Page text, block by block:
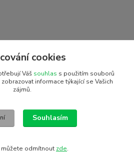
práva vyhrazena. Vytvořeno
cookies
Váš souhlas s použitím souborů
informace týkající se Vašich
zájmů.
Souhlasím
můžete odmítnout zde.